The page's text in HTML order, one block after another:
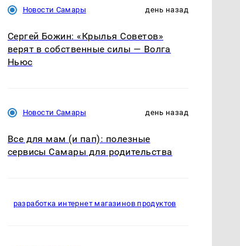
Новости Самары день назад
Сергей Божин: «Крылья Советов»
верят в собственные силы — Волга
Ньюс
Новости Самары день назад
Все для мам (и пап): полезные
сервисы Самары для родительства
разработка интернет магазинов продуктов